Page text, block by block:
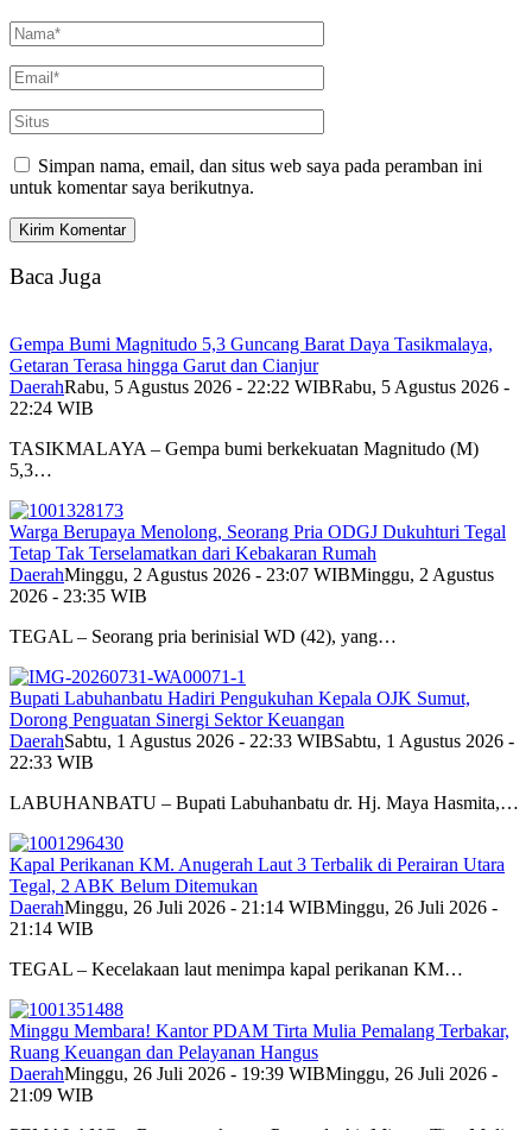
Simpan nama, email, dan situs web saya pada peramban ini
untuk komentar saya berikutnya.
Baca Juga
Gempa Bumi Magnitudo 5,3 Guncang Barat Daya Tasikmalaya,
Getaran Terasa hingga Garut dan Cianjur
DaerahRabu, 5 Agustus 2026 - 22:22 WIBRabu, 5 Agustus 2026 -
22:24 WIB
TASIKMALAYA – Gempa bumi berkekuatan Magnitudo (M)
5,3…
Warga Berupaya Menolong, Seorang Pria ODGJ Dukuhturi Tegal
Tetap Tak Terselamatkan dari Kebakaran Rumah
DaerahMinggu, 2 Agustus 2026 - 23:07 WIBMinggu, 2 Agustus
2026 - 23:35 WIB
TEGAL – Seorang pria berinisial WD (42), yang…
Bupati Labuhanbatu Hadiri Pengukuhan Kepala OJK Sumut,
Dorong Penguatan Sinergi Sektor Keuangan
DaerahSabtu, 1 Agustus 2026 - 22:33 WIBSabtu, 1 Agustus 2026 -
22:33 WIB
LABUHANBATU – Bupati Labuhanbatu dr. Hj. Maya Hasmita,…
Kapal Perikanan KM. Anugerah Laut 3 Terbalik di Perairan Utara
Tegal, 2 ABK Belum Ditemukan
DaerahMinggu, 26 Juli 2026 - 21:14 WIBMinggu, 26 Juli 2026 -
21:14 WIB
TEGAL – Kecelakaan laut menimpa kapal perikanan KM…
Minggu Membara! Kantor PDAM Tirta Mulia Pemalang Terbakar,
Ruang Keuangan dan Pelayanan Hangus
DaerahMinggu, 26 Juli 2026 - 19:39 WIBMinggu, 26 Juli 2026 -
21:09 WIB